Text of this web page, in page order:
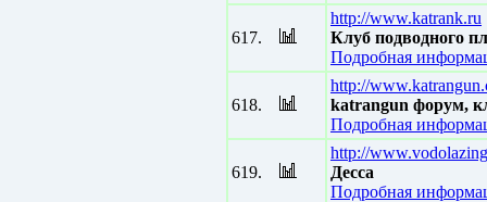
617.
http://www.katrank.ru
Клуб подводного
Подробная
618.
http://
katrangun форум,
Подробная
619.
http://
Десса
Подробная